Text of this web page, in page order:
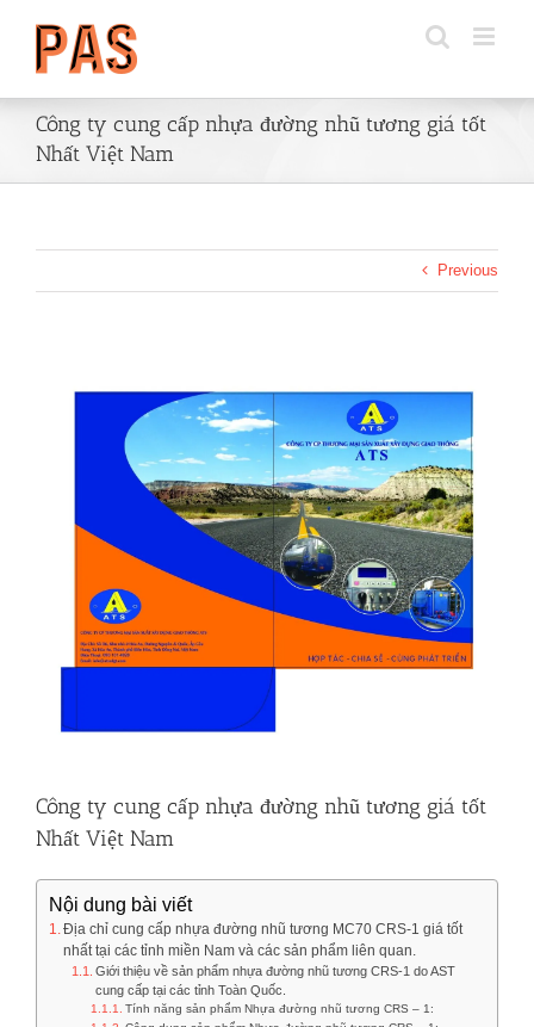
content
Công ty cung cấp nhựa đường nhũ tương giá tốt
Nhất Việt Nam
Previous
Larger
Công ty cung cấp nhựa đường nhũ tương giá tốt
Nhất Việt Nam
Nội dung bài viết
Địa chỉ cung cấp nhựa đường nhũ tương MC70 CRS-1 giá tốt
nhất tại các tỉnh miền Nam và các sản phẩm liên quan.
Giới thiệu về sản phẩm nhựa đường nhũ tương CRS-1 do AST
cung cấp tại các tỉnh Toàn Quốc.
Tính năng sản phẩm Nhựa đường nhũ tương CRS – 1: